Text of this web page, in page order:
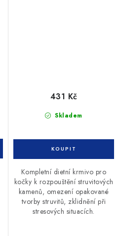
Skladem
431 Kč
Kompletní dietní krmivo pro
kočky k rozpouštění struvitových
kamenů, omezení opakované
tvorby struvitů, zklidnění při
stresových situacích.